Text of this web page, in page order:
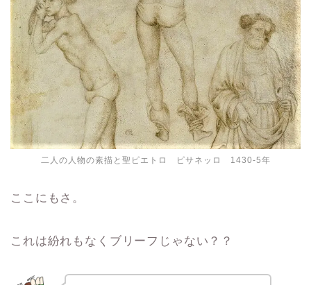
二人の人物の素描と聖ピエトロ ピサネッロ 1430-5年
ここにもさ。
これは紛れもなくブリーフじゃない？？